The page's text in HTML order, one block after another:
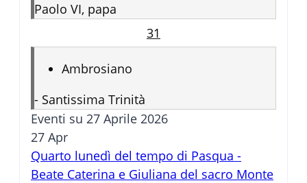
Paolo VI, papa
31
Ambrosiano
- Santissima Trinità
Eventi su 27 Aprile 2026
27 Apr
Quarto lunedì del tempo di Pasqua -
Beate Caterina e Giuliana del sacro Monte